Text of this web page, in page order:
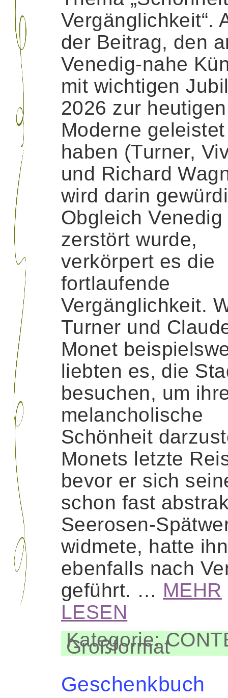
Vergänglichkeit“.
der Beitrag, den
Venedig-nahe
mit wichtigen
2026 zur heutigen
Moderne geleistet
haben (Turner,
und Richard
wird darin
Obgleich Venedig
zerstört wurde,
verkörpert es die
fortlaufende
Vergänglichkeit.
Turner und
Monet
liebten es, die
besuchen, um
melancholische
Schönheit
Monets letzte
bevor er sich
schon fast
Seerosen-
widmete, hatte ihn
ebenfalls nach
geführt. … MEHR
LESEN
Kategorie:
Großformat
Geschenkbuch